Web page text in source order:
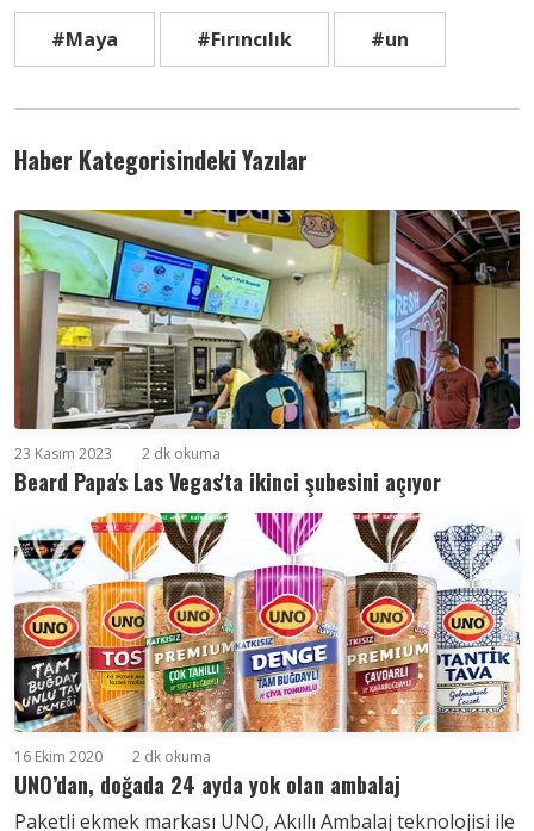
#Maya #Fırıncılık #un
Haber Kategorisindeki Yazılar
23 Kasım 2023 2 dk okuma
Beard Papa's Las Vegas'ta ikinci şubesini açıyor
16 Ekim 2020 2 dk okuma
UNO’dan, doğada 24 ayda yok olan ambalaj
Paketli ekmek markası UNO, Akıllı Ambalaj teknolojisi ile